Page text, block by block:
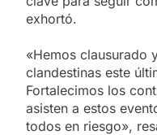
exhortó.
«Hemos clausurado
clandestinas este
Fortalecimos los
asisten a estos
todos en riesgo»,